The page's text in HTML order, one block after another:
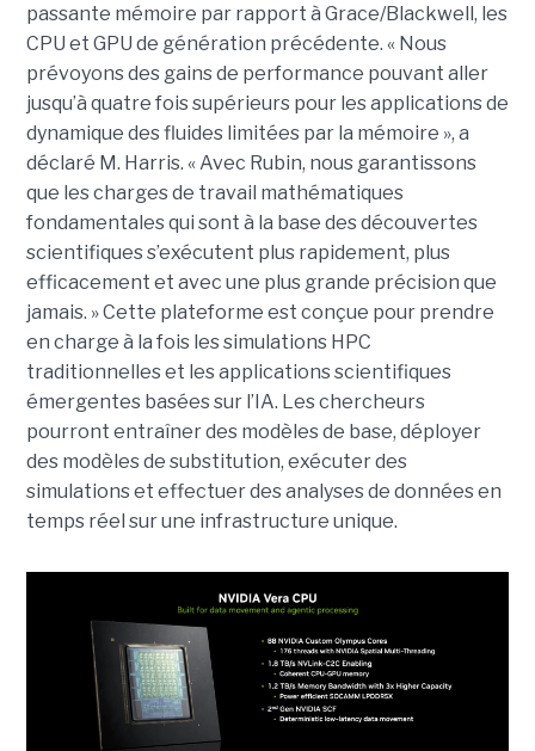
passante mémoire par rapport à Grace/Blackwell, les
CPU et GPU de génération précédente. « Nous
prévoyons des gains de performance pouvant aller
jusqu’à quatre fois supérieurs pour les applications de
dynamique des fluides limitées par la mémoire », a
déclaré M. Harris. « Avec Rubin, nous garantissons
que les charges de travail mathématiques
fondamentales qui sont à la base des découvertes
scientifiques s’exécutent plus rapidement, plus
efficacement et avec une plus grande précision que
jamais. »Cette plateforme est conçue pour prendre
en charge à la fois les simulations HPC
traditionnelles et les applications scientifiques
émergentes basées sur l’IA. Les chercheurs
pourront entraîner des modèles de base, déployer
des modèles de substitution, exécuter des
simulations et effectuer des analyses de données en
temps réel sur une infrastructure unique.